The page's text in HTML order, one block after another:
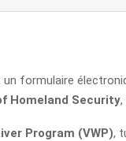
un formulaire
Homeland Security,
Program (VWP),